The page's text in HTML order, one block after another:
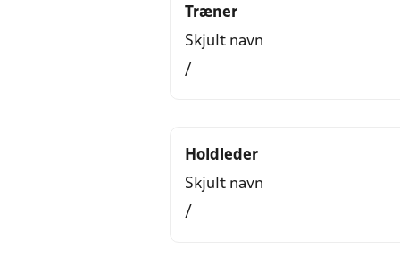
Træner
Skjult navn
/
Holdleder
Skjult navn
/